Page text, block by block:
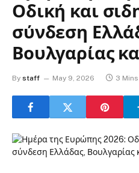
Οδική και
σύνδεση
Βουλγαρίας
By staff May 9, 2026 3